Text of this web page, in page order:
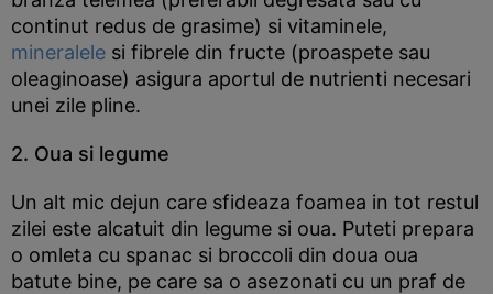
continut redus de grasime) si vitaminele,
mineralele si fibrele din fructe (proaspete sau
oleaginoase) asigura aportul de nutrienti necesari
unei zile pline.
2. Oua si legume
Un alt mic dejun care sfideaza foamea in tot restul
zilei este alcatuit din legume si oua. Puteti prepara
o omleta cu spanac si broccoli din doua oua
batute bine, pe care sa o asezonati cu un praf de